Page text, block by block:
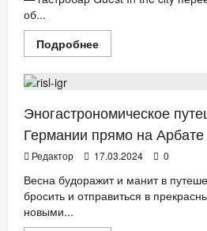
об...
ПодробнееПрочитать
больше
the
city
теперь
с
видом
на
Петра
РЕСТОРАНЫ
Эногастрономическое
Германии прямо на Арбате
Редактор 17.03.2024 0
Весна будоражит и манит в
бросить и отправиться в
новыми...